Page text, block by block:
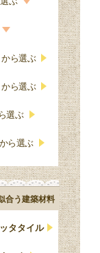
れ
ク
ド
ナル
ス
ファミー
ら選ぶ
から選ぶ
選ぶ
ら選ぶ
合う建築材料
タタイル